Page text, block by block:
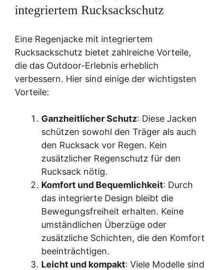
integriertem Rucksackschutz
Eine Regenjacke mit integriertem
Rucksackschutz bietet zahlreiche Vorteile,
die das Outdoor-Erlebnis erheblich
verbessern. Hier sind einige der wichtigsten
Vorteile:
Ganzheitlicher Schutz: Diese Jacken
schützen sowohl den Träger als auch
den Rucksack vor Regen. Kein
zusätzlicher Regenschutz für den
Rucksack nötig.
Komfort und Bequemlichkeit: Durch
das integrierte Design bleibt die
Bewegungsfreiheit erhalten. Keine
umständlichen Überzüge oder
zusätzliche Schichten, die den Komfort
beeinträchtigen.
Leicht und kompakt: Viele Modelle sind